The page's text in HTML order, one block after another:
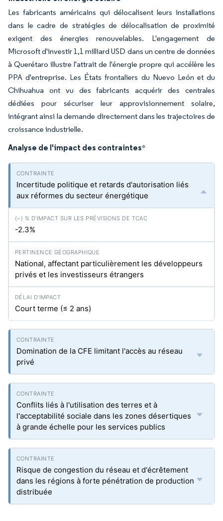
Les fabricants américains qui délocalisent leurs installations
dans le cadre de stratégies de délocalisation de proximité
exigent des énergies renouvelables. L'engagement de
Microsoft d'investir 1,1 milliard USD dans un centre de données
à Querétaro illustre l'attrait de l'énergie propre qui accélère les
PPA d'entreprise. Les États frontaliers du Nuevo León et du
Chihuahua ont vu des fabricants acquérir des centrales
dédiées pour sécuriser leur approvisionnement solaire,
intégrant ainsi la demande directement dans les trajectoires de
croissance industrielle.
Analyse de l'impact des contraintes*
Incertitude politique et retards d'autorisation liés
aux réformes du secteur énergétique
-2.3%
National, affectant particulièrement les développeurs
privés et les investisseurs étrangers
Court terme (≤ 2 ans)
Domination de la CFE limitant l'accès au réseau
privé
Conflits liés à l'utilisation des terres et à
l'acceptabilité sociale dans les zones désertiques
à grande échelle pour les services publics
Risque de congestion du réseau et d'écrêtement
dans les régions à forte pénétration de production
distribuée